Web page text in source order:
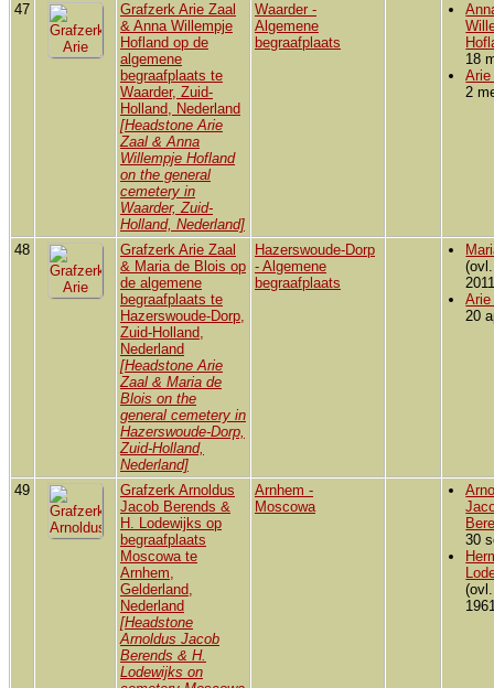
47
Grafzerk Arie Zaal
& Anna Willempje
Hofland op de
algemene
begraafplaats te
Waarder, Zuid-
Holland, Nederland
[Headstone Arie
Zaal & Anna
Willempje Hofland
on the general
cemetery in
Waarder, Zuid-
Holland, Nederland]
Waarder -
Algemene
begraafplaats
18
2
48
Grafzerk Arie Zaal
& Maria de Blois op
de algemene
begraafplaats te
Hazerswoude-Dorp,
Zuid-Holland,
Nederland
[Headstone Arie
Zaal & Maria de
Blois on the
general cemetery in
Hazerswoude-Dorp,
Zuid-Holland,
Nederland]
Hazerswoude-Dorp
- Algemene
begraafplaats
20
49
Grafzerk Arnoldus
Jacob Berends &
H. Lodewijks op
begraafplaats
Moscowa te
Arnhem,
Gelderland,
Nederland
[Headstone
Arnoldus Jacob
Berends & H.
Lodewijks on
Arnhem -
Moscowa
30